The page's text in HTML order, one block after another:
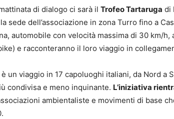
di dialogo ci sarà il Trofeo Tartaruga di
sede dell’associazione in zona Turro fino a
automobile con velocità massima di 30 km/
e racconteranno il loro viaggio in
è un viaggio in 17 capoluoghi italiani, da Nord a
condivisa e meno inquinante. L’iniziativa
ambientaliste e movimenti di base